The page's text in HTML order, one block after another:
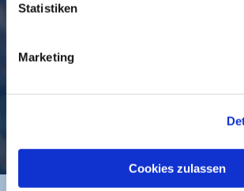
Statistiken
Marketing
Cookies zulassen